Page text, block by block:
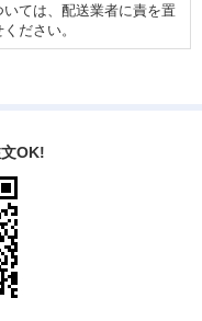
ては、配送業者に責を置
ださい。
OK!